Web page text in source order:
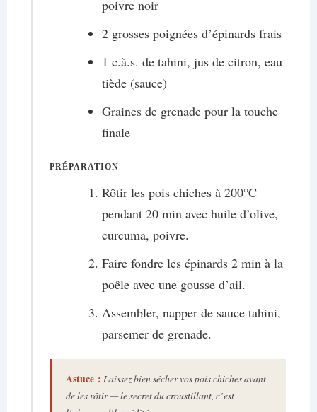
poivre noir
2 grosses poignées d’épinards frais
1 c.à.s. de tahini, jus de citron, eau
tiède (sauce)
Graines de grenade pour la touche
finale
PRÉPARATION
Rôtir les pois chiches à 200°C
pendant 20 min avec huile d’olive,
curcuma, poivre.
Faire fondre les épinards 2 min à la
poêle avec une gousse d’ail.
Assembler, napper de sauce tahini,
parsemer de grenade.
Astuce : Laissez bien sécher vos pois chiches avant
de les rôtir — le secret du croustillant, c’est